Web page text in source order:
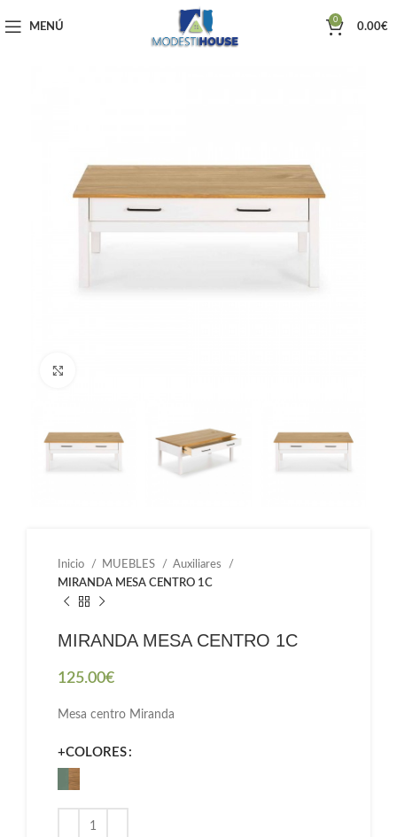
MENÚ
0
0.00€
Inicio MUEBLES
Auxiliares
MIRANDA MESA CENTRO 1C
MIRANDA MESA CENTRO 1C
125.00€
Mesa centro Miranda
+COLORES